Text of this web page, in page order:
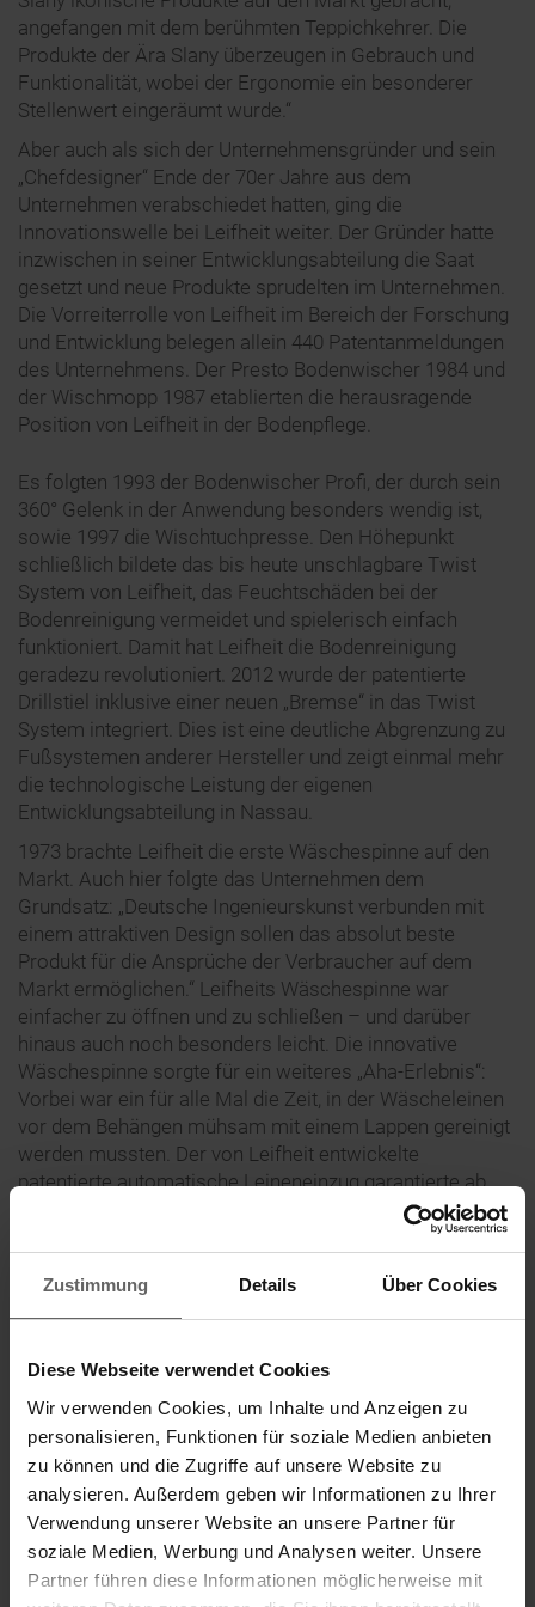
Zustimmung Details Über Cookies
Diese Webseite verwendet Cookies
Wir verwenden Cookies, um Inhalte und Anzeigen zu
personalisieren, Funktionen für soziale Medien anbieten
zu können und die Zugriffe auf unsere Website zu
analysieren. Außerdem geben wir Informationen zu Ihrer
Verwendung unserer Website an unsere Partner für
soziale Medien, Werbung und Analysen weiter. Unsere
Partner führen diese Informationen möglicherweise mit
angefangen mit dem berühmten Teppichkehrer. Die
Produkte der Ära Slany überzeugen in Gebrauch und
Funktionalität, wobei der Ergonomie ein besonderer
Stellenwert eingeräumt wurde.“
Aber auch als sich der Unternehmensgründer und sein
„Chefdesigner“ Ende der 70er Jahre aus dem
Unternehmen verabschiedet hatten, ging die
Innovationswelle bei Leifheit weiter. Der Gründer hatte
inzwischen in seiner Entwicklungsabteilung die Saat
gesetzt und neue Produkte sprudelten im Unternehmen.
Die Vorreiterrolle von Leifheit im Bereich der Forschung
und Entwicklung belegen allein 440 Patentanmeldungen
des Unternehmens. Der Presto Bodenwischer 1984 und
der Wischmopp 1987 etablierten die herausragende
Position von Leifheit in der Bodenpflege.
Es folgten 1993 der Bodenwischer Profi, der durch sein
360° Gelenk in der Anwendung besonders wendig ist,
sowie 1997 die Wischtuchpresse. Den Höhepunkt
schließlich bildete das bis heute unschlagbare Twist
System von Leifheit, das Feuchtschäden bei der
Bodenreinigung vermeidet und spielerisch einfach
funktioniert. Damit hat Leifheit die Bodenreinigung
geradezu revolutioniert. 2012 wurde der patentierte
Drillstiel inklusive einer neuen „Bremse“ in das Twist
System integriert. Dies ist eine deutliche Abgrenzung zu
Fußsystemen anderer Hersteller und zeigt einmal mehr
die technologische Leistung der eigenen
Entwicklungsabteilung in Nassau.
1973 brachte Leifheit die erste Wäschespinne auf den
Markt. Auch hier folgte das Unternehmen dem
Grundsatz: „Deutsche Ingenieurskunst verbunden mit
einem attraktiven Design sollen das absolut beste
Produkt für die Ansprüche der Verbraucher auf dem
Markt ermöglichen.“ Leifheits Wäschespinne war
einfacher zu öffnen und zu schließen – und darüber
hinaus auch noch besonders leicht. Die innovative
Wäschespinne sorgte für ein weiteres „Aha-Erlebnis“:
Vorbei war ein für alle Mal die Zeit, in der Wäscheleinen
vor dem Behängen mühsam mit einem Lappen gereinigt
werden mussten. Der von Leifheit entwickelte
patentierte automatische Leineneinzug garantierte ab
sofort „schmutzgeschützte“ Leinen. Die ständige
Weiterentwicklung dieses Produkts – ebenfalls ein
das Unternehmen inzwischen deutlicher Marktführer bei
Wäschespinnen ist. Mit der Linomatic Deluxe hat Leifheit
Erfolgsrezept: Haushalt ganz einfach!
Leifheit hat in 60 Jahren Produktentwicklung immer die
Wünsche und die Bedürfnisse der Konsumenten im Blick
gehabt. Darauf konzentrieren sich die Ingenieure und
Designer im Unternehmen. Dafür gibt es zahlreiche
Beispiele aus der Praxis: Früher bügelten die deutschen